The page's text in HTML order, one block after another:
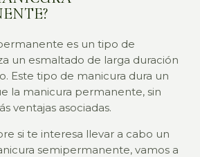
es un tipo de
un esmaltado de larga duración
Este tipo de manicura dura un
la manicura permanente, sin
ventajas asociadas.
si te interesa llevar a cabo un
semipermanente, vamos a